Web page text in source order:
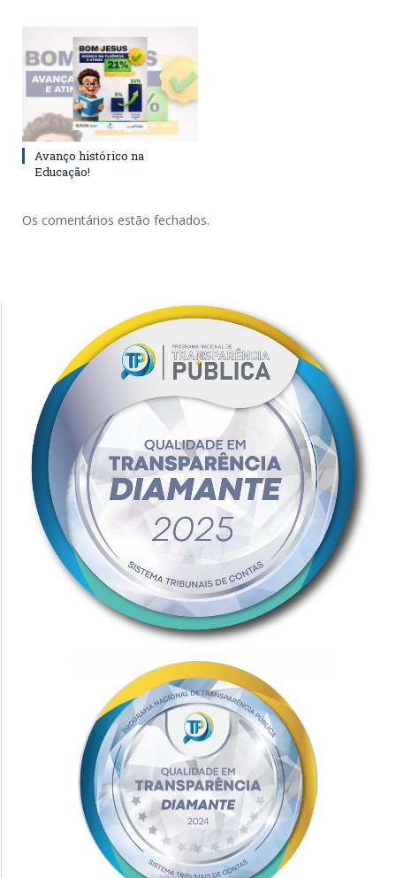
Avanço histórico na
Educação!
Os comentários estão fechados.